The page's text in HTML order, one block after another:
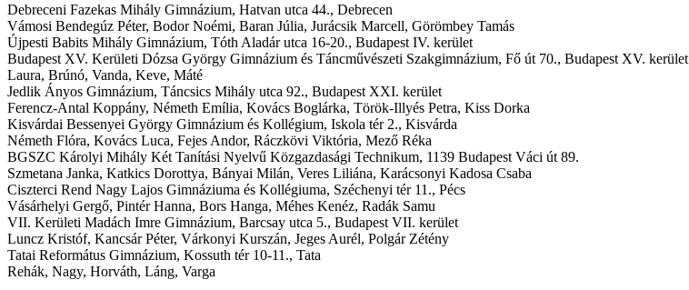
Debreceni Fazekas Mihály Gimnázium, Hatvan utca 44., Debrecen
Vámosi Bendegúz Péter, Bodor Noémi, Baran Júlia, Jurácsik Marcell, Görömbey Tamás
Újpesti Babits Mihály Gimnázium, Tóth Aladár utca 16-20., Budapest IV. kerület
Budapest XV. Kerületi Dózsa György Gimnázium és Táncművészeti Szakgimnázium, Fő út 70., Budapest XV. kerület
Laura, Brúnó, Vanda, Keve, Máté
Jedlik Ányos Gimnázium, Táncsics Mihály utca 92., Budapest XXI. kerület
Ferencz-Antal Koppány, Németh Emília, Kovács Boglárka, Török-Illyés Petra, Kiss Dorka
Kisvárdai Bessenyei György Gimnázium és Kollégium, Iskola tér 2., Kisvárda
Németh Flóra, Kovács Luca, Fejes Andor, Ráczkövi Viktória, Mező Réka
BGSZC Károlyi Mihály Két Tanítási Nyelvű Közgazdasági Technikum, 1139 Budapest Váci út 89.
Szmetana Janka, Katkics Dorottya, Bányai Milán, Veres Liliána, Karácsonyi Kadosa Csaba
Ciszterci Rend Nagy Lajos Gimnáziuma és Kollégiuma, Széchenyi tér 11., Pécs
Vásárhelyi Gergő, Pintér Hanna, Bors Hanga, Méhes Kenéz, Radák Samu
VII. Kerületi Madách Imre Gimnázium, Barcsay utca 5., Budapest VII. kerület
Luncz Kristóf, Kancsár Péter, Várkonyi Kurszán, Jeges Aurél, Polgár Zétény
Tatai Református Gimnázium, Kossuth tér 10-11., Tata
Rehák, Nagy, Horváth, Láng, Varga